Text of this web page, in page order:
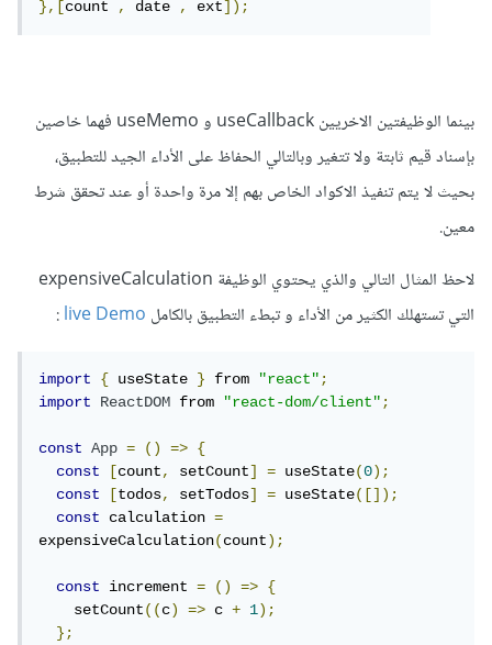
},[count , date , ext]);
بينما الوظيفتين الاخريين useCallback و useMemo فهما خاصين
بإسناد قيم ثابتة ولا تتغير وبالتالي الحفاظ على الأداء الجيد للتطبيق،
بحيث لا يتم تنفيذ الاكواد الخاص بهم إلا مرة واحدة أو عند تحقق شرط
معين.
لاحظ المثال التالي والذي يحتوي الوظيفة expensiveCalculation
التي تستهلك الكثير من الأداء و تبطء التطبيق بالكامل live Demo
:
import { useState } from "react";
import
ReactDOM from "react-dom/client";
const App = () =>
{
const
[count, setCount] = useState(0);
const
[todos, setTodos] = useState([]);
const
calculation =
expensiveCalculation(count);
const increment = () =>
{
    setCount
((c) => c + 1);
};